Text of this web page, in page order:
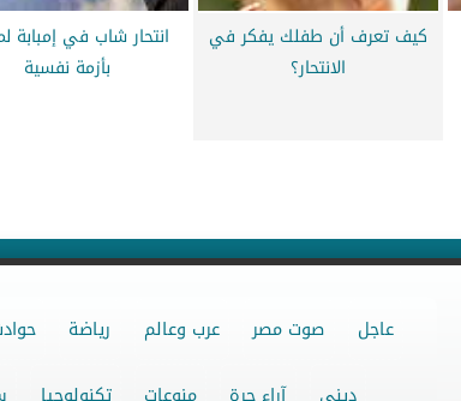
كيف تعرف أن طفلك يفكر في
الانتحار؟
انتحار شاب في إمبابة
بأزمة نفسية
عاجل صوت مصر عرب وعالم رياضة